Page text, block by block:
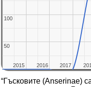
2015
2015 2016
2016 2017
2017
50
50
100
100
“Гъсковите (Anserinae)